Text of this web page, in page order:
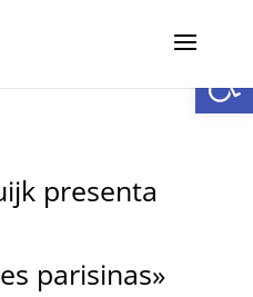
presenta
parisinas»